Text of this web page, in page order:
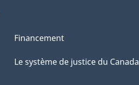
Financement
Le système de justice du Canada